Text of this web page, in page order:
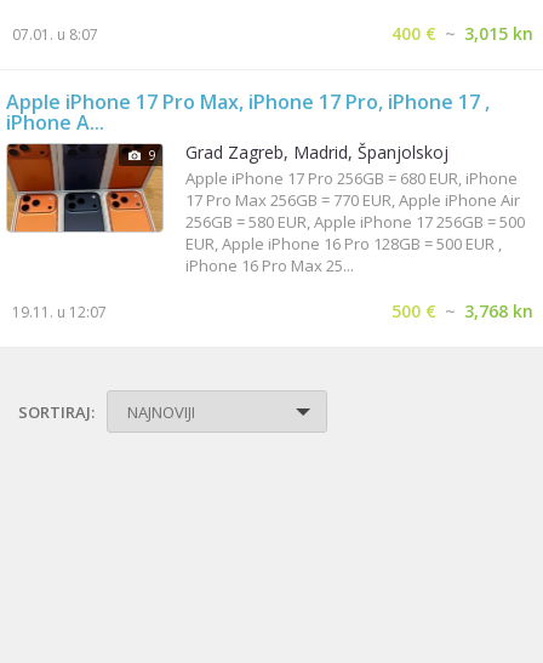
400 € ~ 3,015 kn
07.01. u 8:07
Apple iPhone 17 Pro Max, iPhone 17 Pro, iPhone 17 ,
iPhone A...
9 Grad Zagreb, Madrid, Španjolskoj
Apple iPhone 17 Pro 256GB = 680 EUR, iPhone
17 Pro Max 256GB = 770 EUR, Apple iPhone Air
256GB = 580 EUR, Apple iPhone 17 256GB = 500
EUR, Apple iPhone 16 Pro 128GB = 500 EUR ,
iPhone 16 Pro Max 25...
500 € ~ 3,768 kn
19.11. u 12:07
SORTIRAJ: NAJNOVIJI